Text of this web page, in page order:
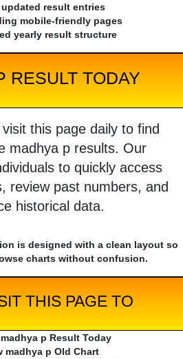
updated result entries
mobile-friendly pages
yearly result structure
RESULT TODAY
this page daily to find
madhya p results. Our
to quickly access
review past numbers, and
historical data.
is designed with a clean layout so
charts without confusion.
THIS PAGE TO
p Result Today
madhya p Old Chart